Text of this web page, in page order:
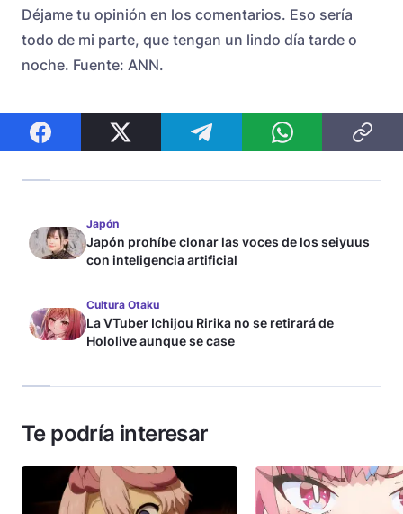
Déjame tu opinión en los comentarios. Eso sería
todo de mi parte, que tengan un lindo día tarde o
noche. Fuente: ANN.
Japón
Japón prohíbe clonar las voces de los seiyuus
con inteligencia artificial
Cultura Otaku
La VTuber Ichijou Ririka no se retirará de
Hololive aunque se case
Te podría interesar